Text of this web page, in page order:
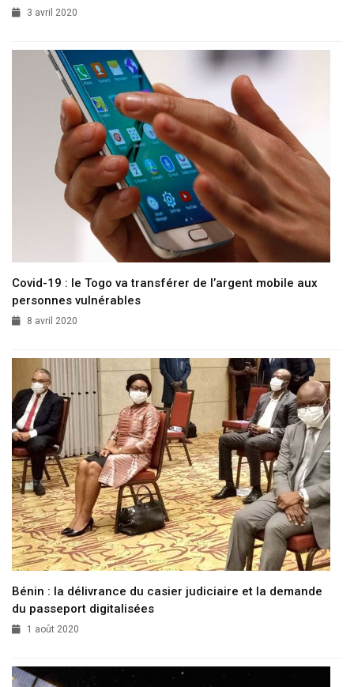
3 avril 2020
Covid-19 : le Togo va transférer de l’argent mobile aux
personnes vulnérables
8 avril 2020
Bénin : la délivrance du casier judiciaire et la demande
du passeport digitalisées
1 août 2020